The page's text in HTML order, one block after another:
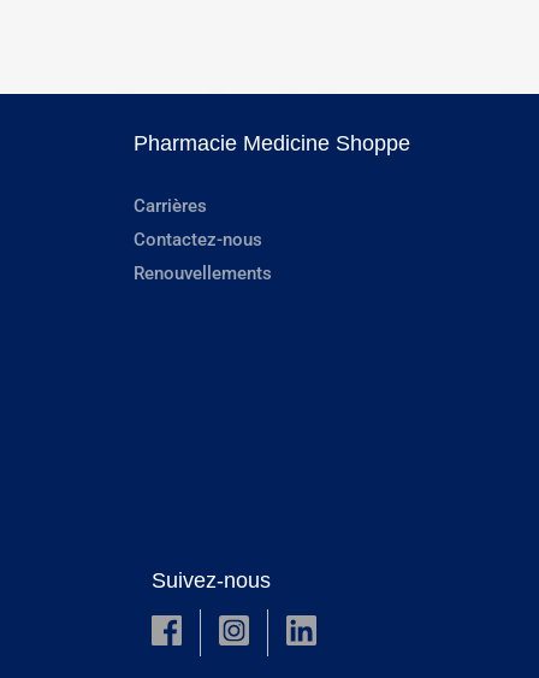
Pharmacie Medicine Shoppe
Carrières
Contactez-nous
Renouvellements
Suivez-nous